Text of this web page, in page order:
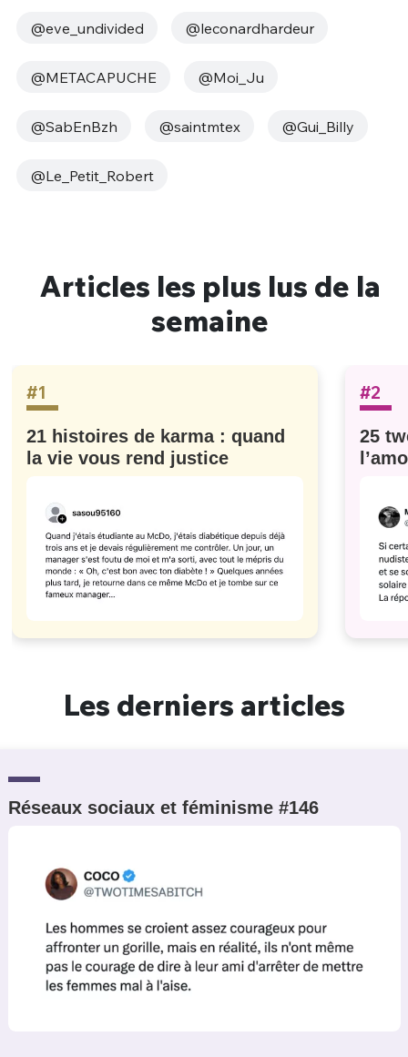
@eve_undivided @leconardhardeur
@METACAPUCHE @Moi_Ju
@SabEnBzh @saintmtex @Gui_Billy
@Le_Petit_Robert
Articles les plus lus de la
semaine
#1
21 histoires de karma : quand
la vie vous rend justice
#2
25
Les derniers articles
Réseaux sociaux et féminisme #146